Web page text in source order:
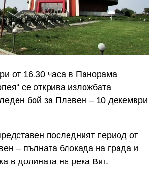
от 16.30 часа в Панорама
се открива изложбата
бой за Плевен – 10 декември
последният период от
– пълната блокада на града и
в долината на река Вит.